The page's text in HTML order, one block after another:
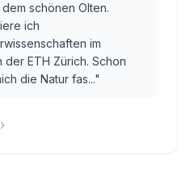
schönen Olten.
ich
im
der ETH Zürich. Schon
die Natur fas..."